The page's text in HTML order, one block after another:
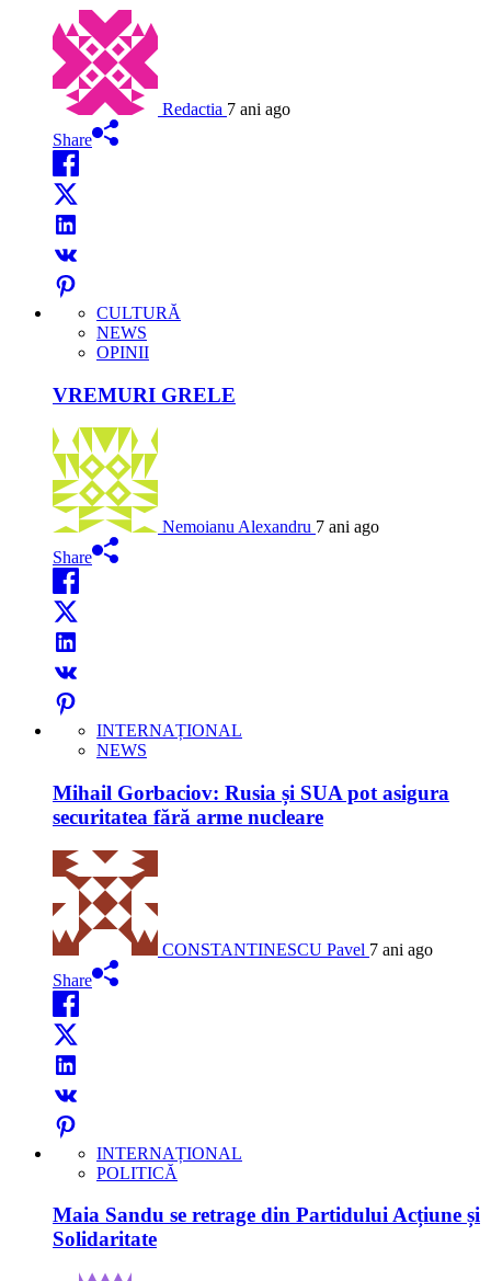
Redactia 7 ani ago
Share
CULTURĂ
NEWS
OPINII
VREMURI GRELE
Nemoianu Alexandru 7 ani ago
Share
INTERNAȚIONAL
NEWS
Mihail Gorbaciov: Rusia și SUA pot asigura
securitatea fără arme nucleare
CONSTANTINESCU Pavel 7 ani ago
Share
INTERNAȚIONAL
POLITICĂ
Maia Sandu se retrage din Partidului Acțiune și
Solidaritate